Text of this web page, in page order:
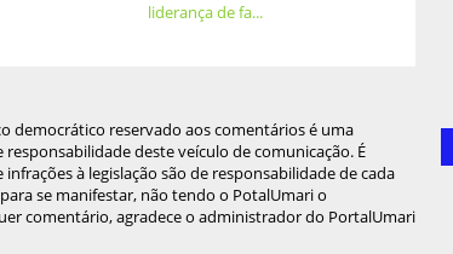
liderança de fa...
democrático reservado aos comentários é uma
deste veículo de comunicação. É
à legislação são de responsabilidade de cada
se manifestar, não tendo o PotalUmari o
comentário, agradece o administrador do PortalUmari